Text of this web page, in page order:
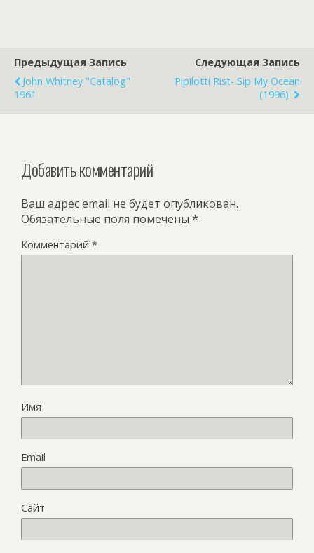
Предыдущая Запись
John Whitney "Catalog"
1961
Следующая Запись
Pipilotti Rist- Sip My Ocean
(1996)
Добавить комментарий
Ваш адрес email не будет опубликован.
Обязательные поля помечены *
Комментарий *
Имя
Email
Сайт